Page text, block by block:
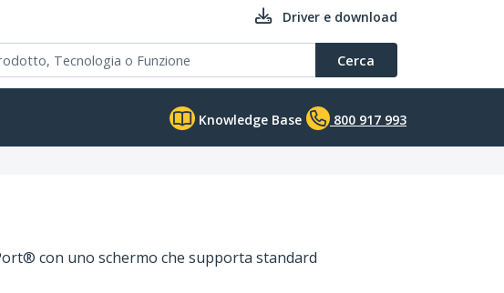
Driver e download
Cerca
Knowledge Base 800 917 993
con uno schermo che supporta standard